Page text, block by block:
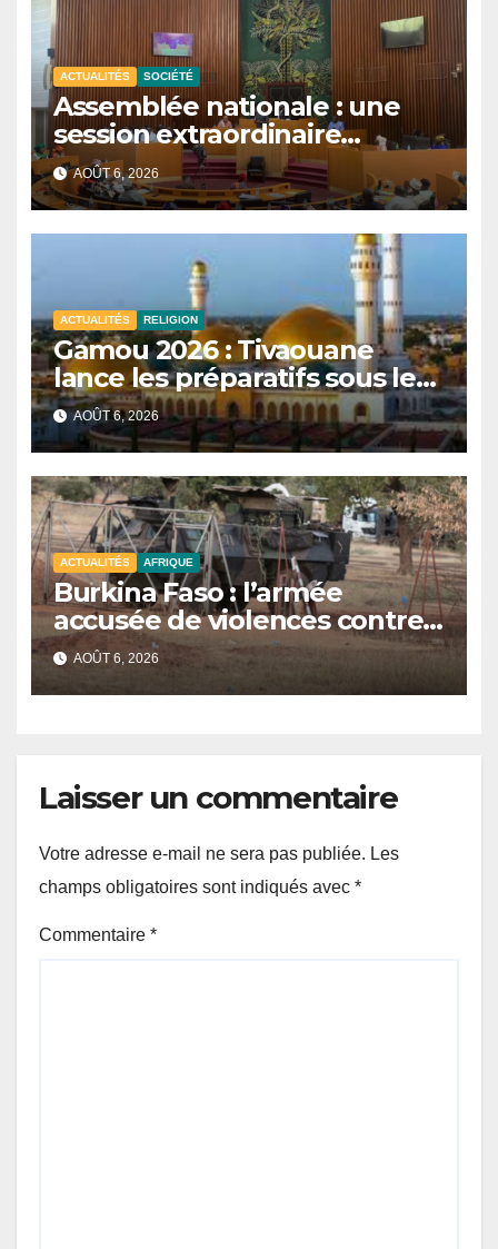
ACTUALITÉS SOCIÉTÉ
Assemblée nationale : une
session extraordinaire
convoquée le 10 août avec
plusieurs commissions
d’enquête à l’ordre du jour.
AOÛT 6, 2026
ACTUALITÉS RELIGION
Gamou 2026 : Tivaouane
lance les préparatifs sous le
signe de l’unité et du Tawhid.
AOÛT 6, 2026
ACTUALITÉS AFRIQUE
Burkina Faso : l’armée
accusée de violences contre
des civils après une attaque
jihadiste.
AOÛT 6, 2026
Laisser un commentaire
Votre adresse e-mail ne sera pas publiée. Les
champs obligatoires sont indiqués avec *
Commentaire *